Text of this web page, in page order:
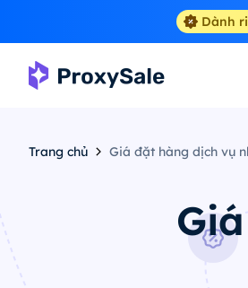
Dành
Trang chủ Giá đặt hàng dịch vụ